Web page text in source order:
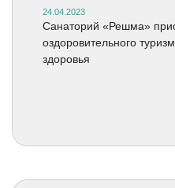
24.04.2023
Санаторий «Решма»
оздоровительного
здоровья